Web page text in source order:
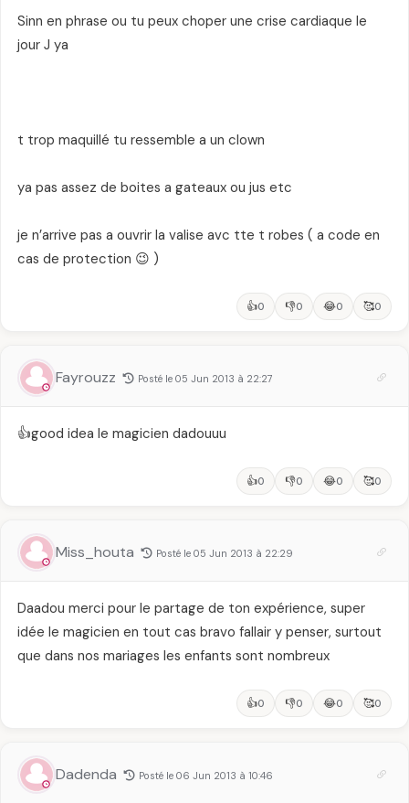
Sinn en phrase ou tu peux choper une crise cardiaque le
jour J ya
t trop maquillé tu ressemble a un clown
ya pas assez de boites a gateaux ou jus etc
je n’arrive pas a ouvrir la valise avc tte t robes ( a code en
cas de protection 😉 )
👍0 👎0 😂0 🥰0
Fayrouzz Posté le 05 Jun 2013 à 22:27
👍good idea le magicien dadouuu
👍0 👎0 😂0 🥰0
Miss_houta Posté le 05 Jun 2013 à 22:29
Daadou merci pour le partage de ton expérience, super
idée le magicien en tout cas bravo fallair y penser, surtout
que dans nos mariages les enfants sont nombreux
👍0 👎0 😂0 🥰0
Dadenda Posté le 06 Jun 2013 à 10:46